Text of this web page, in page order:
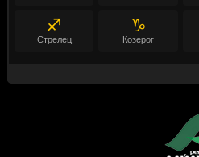
♐
Стрелец
♑
Козерог